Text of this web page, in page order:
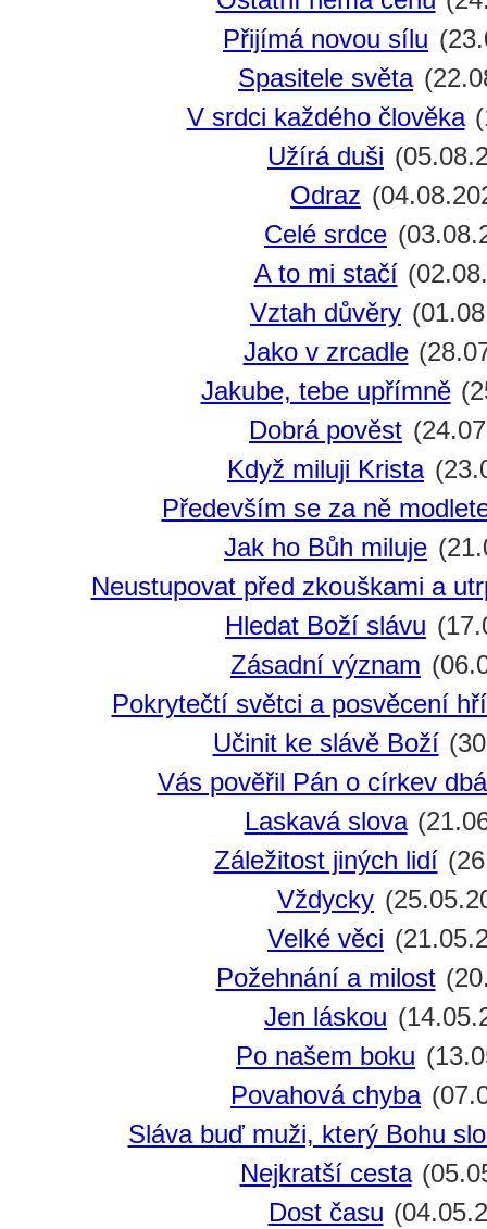
Přijímá novou sílu
Spasitele světa
V srdci každého člověka
Užírá duši
Odraz
Celé srdce
A to mi stačí
Vztah důvěry
Jako v zrcadle
Jakube, tebe upřímně
Dobrá pověst
Když miluji Krista
Především se za ně
Jak ho Bůh miluje
Neustupovat před zkouškami a
Hledat Boží slávu
Zásadní význam
Pokrytečtí světci a posvěcení
Učinit ke slávě Boží
Vás pověřil Pán o církev
Laskavá slova
Záležitost jiných lidí
Vždycky
Velké věci
Požehnání a milost
Jen láskou
Po našem boku
Povahová chyba
Sláva buď muži, který Bohu
Nejkratší cesta
Dost času